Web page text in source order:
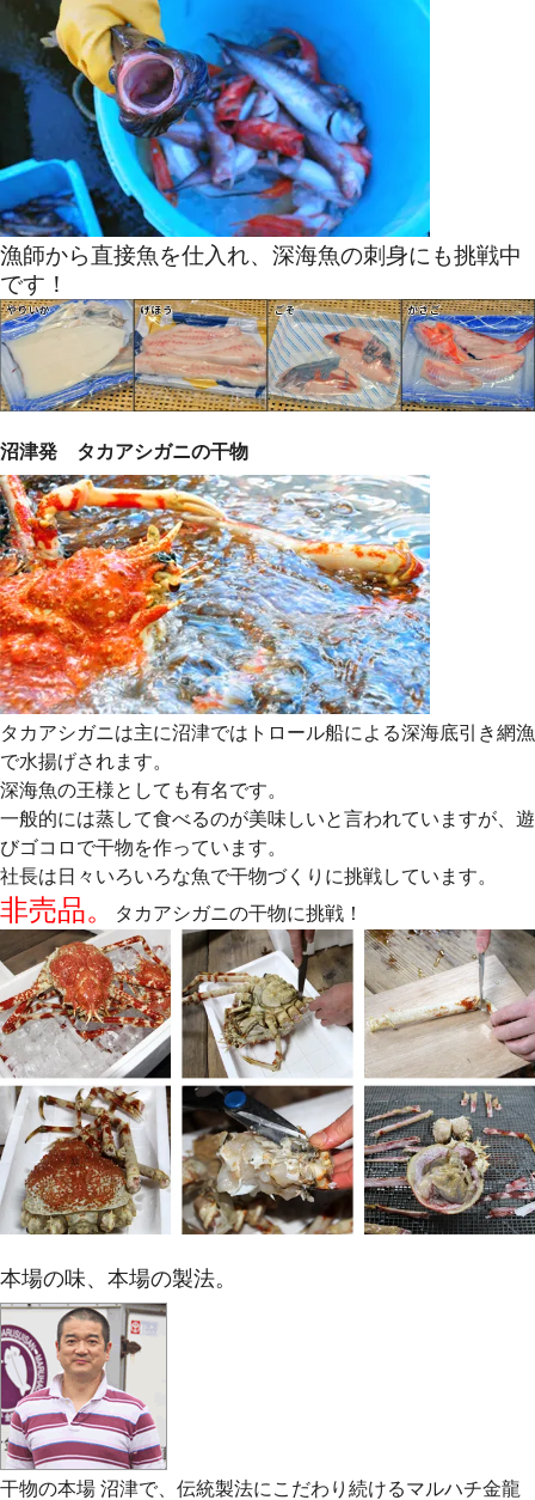
漁師から直接魚を仕入れ、深海魚の刺身にも挑戦中
です！
沼津発 タカアシガニの干物
タカアシガニは主に沼津ではトロール船による深海底引き網漁
で水揚げされます。
深海魚の王様としても有名です。
一般的には蒸して食べるのが美味しいと言われていますが、遊
びゴコロで干物を作っています。
社長は日々いろいろな魚で干物づくりに挑戦しています。
非売品。 タカアシガニの干物に挑戦！
本場の味、本場の製法。
干物の本場 沼津で、伝統製法にこだわり続けるマルハチ金龍